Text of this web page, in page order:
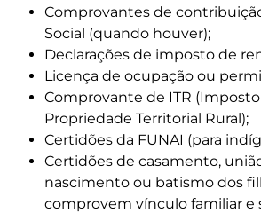
Comprovantes de
Social (quando houver);
Declarações de imposto de
Licença de ocupação ou
Comprovante de ITR
Propriedade Territorial Rural);
Certidões da FUNAI (para
Certidões de casamento,
nascimento ou batismo dos
comprovem vínculo familiar e